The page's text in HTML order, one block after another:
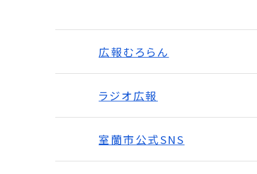
広報むろらん
ラジオ広報
室蘭市公式SNS